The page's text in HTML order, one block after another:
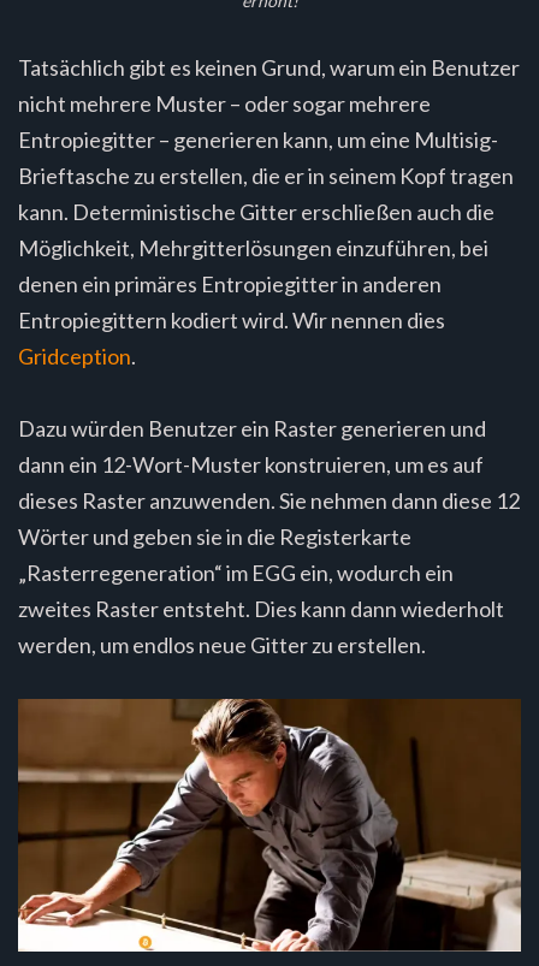
Tatsächlich gibt es keinen Grund, warum ein Benutzer
nicht mehrere Muster – oder sogar mehrere
Entropiegitter – generieren kann, um eine Multisig-
Brieftasche zu erstellen, die er in seinem Kopf tragen
kann. Deterministische Gitter erschließen auch die
Möglichkeit, Mehrgitterlösungen einzuführen, bei
denen ein primäres Entropiegitter in anderen
Entropiegittern kodiert wird. Wir nennen dies
Gridception.
Dazu würden Benutzer ein Raster generieren und
dann ein 12-Wort-Muster konstruieren, um es auf
dieses Raster anzuwenden. Sie nehmen dann diese 12
Wörter und geben sie in die Registerkarte
„Rasterregeneration“ im EGG ein, wodurch ein
zweites Raster entsteht. Dies kann dann wiederholt
werden, um endlos neue Gitter zu erstellen.